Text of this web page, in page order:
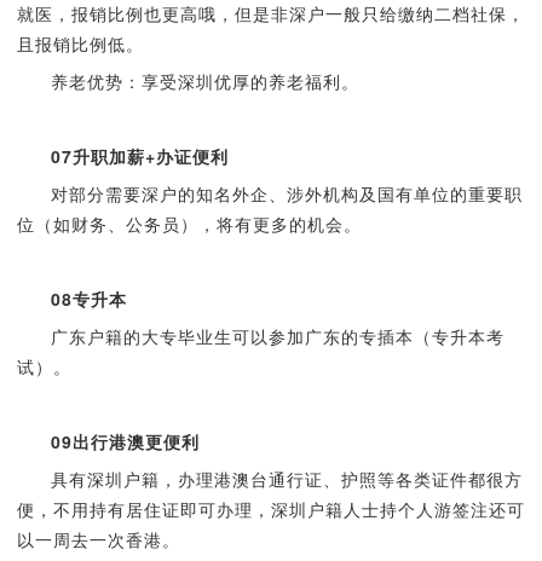
就医，报销比例也更高哦，但是非深户一般只给缴纳二档社保，
且报销比例低。
养老优势：享受深圳优厚的养老福利。
07升职加薪+办证便利
对部分需要深户的知名外企、涉外机构及国有单位的重要职
位（如财务、公务员），将有更多的机会。
08专升本
广东户籍的大专毕业生可以参加广东的专插本（专升本考
试）。
09出行港澳更便利
具有深圳户籍，办理港澳台通行证、护照等各类证件都很方
便，不用持有居住证即可办理，深圳户籍人士持个人游签注还可
以一周去一次香港。